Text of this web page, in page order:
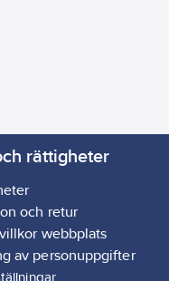
rättigheter
och retur
webbplats
av personuppgifter